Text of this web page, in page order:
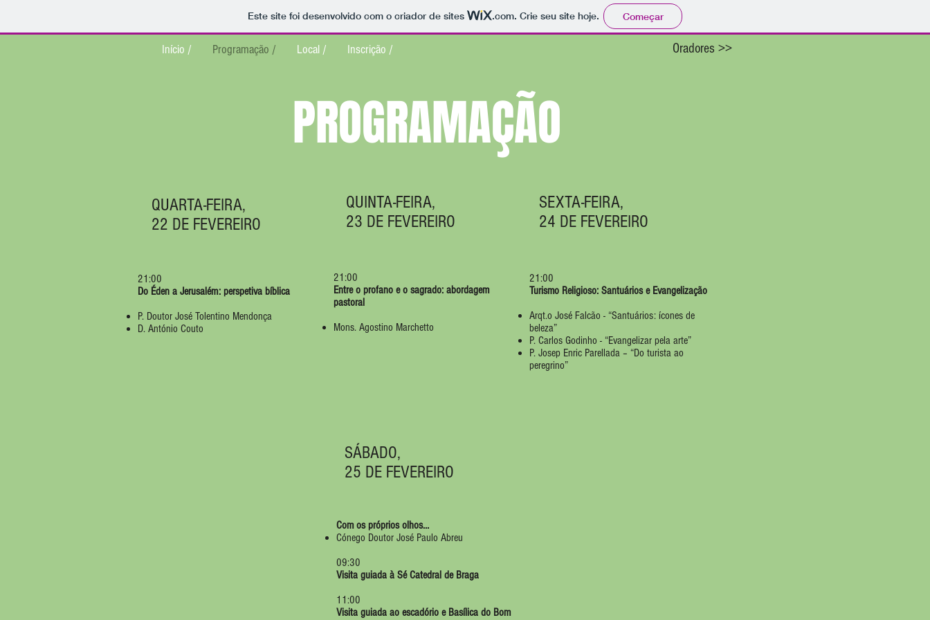
Este site foi desenvolvido com o criador de sites .com. Crie seu site hoje. Começar
Início / Programação / Local / Inscrição / Oradores >>
PROGRAMAÇÃO
QUARTA-FEIRA,
22 DE FEVEREIRO
QUINTA-FEIRA,
23 DE FEVEREIRO
SEXTA-FEIRA,
24 DE FEVEREIRO
21:00
Do Éden a Jerusalém: perspetiva bíblica
P. Doutor José Tolentino Mendonça
D. António Couto
21:00
Entre o profano e o sagrado: abordagem
pastoral
Mons. Agostino Marchetto
21:00
Turismo Religioso: Santuários e Evangelização
Arqt.o José Falcão - “Santuários: ícones de
beleza”
P. Carlos Godinho - “Evangelizar pela arte”
P. Josep Enric Parellada – “Do turista ao
peregrino”
SÁBADO,
25 DE FEVEREIRO
Com os próprios olhos…
Cónego Doutor José Paulo Abreu
09:30
Visita guiada à Sé Catedral de Braga
11:00
Visita guiada ao escadório e Basílica do Bom